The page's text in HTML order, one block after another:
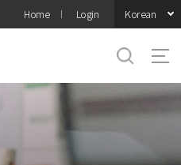
Home Login Korean